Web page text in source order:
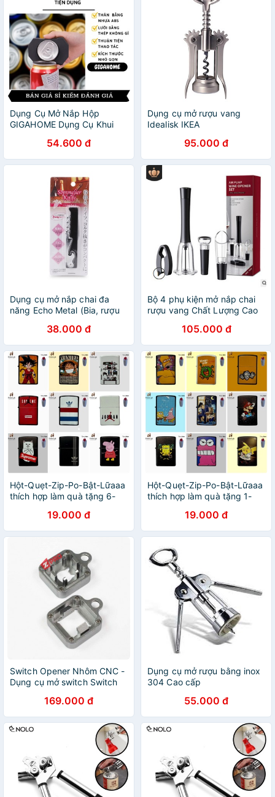
Dụng Cụ Mở Nắp Hộp
GIGAHOME Dụng Cụ Khui
Ngọt, Đồ Hộp Tiện Dụng
9958
54.600 đ
Dụng cụ mở rượu vang
Idealisk IKEA
95.000 đ
Dụng cụ mở nắp chai đa
năng Echo Metal (Bia, rượu
Quốc Xuất Nhật
38.000 đ
Bộ 4 phụ kiện mở nắp chai
rượu vang Chất Lượng Cao
105.000 đ
Hột-Quẹt-Zip-Po-Bật-Lữaaa
thích hợp làm quà tặng 6-
19.000 đ
Hột-Quẹt-Zip-Po-Bật-Lữaaa
thích hợp làm quà tặng 1-
19.000 đ
Switch Opener Nhôm CNC -
Dụng cụ mở switch Switch
cụ mở switch169.000 đ
Dụng cụ mở rượu bằng inox
304 Cao cấp
55.000 đ